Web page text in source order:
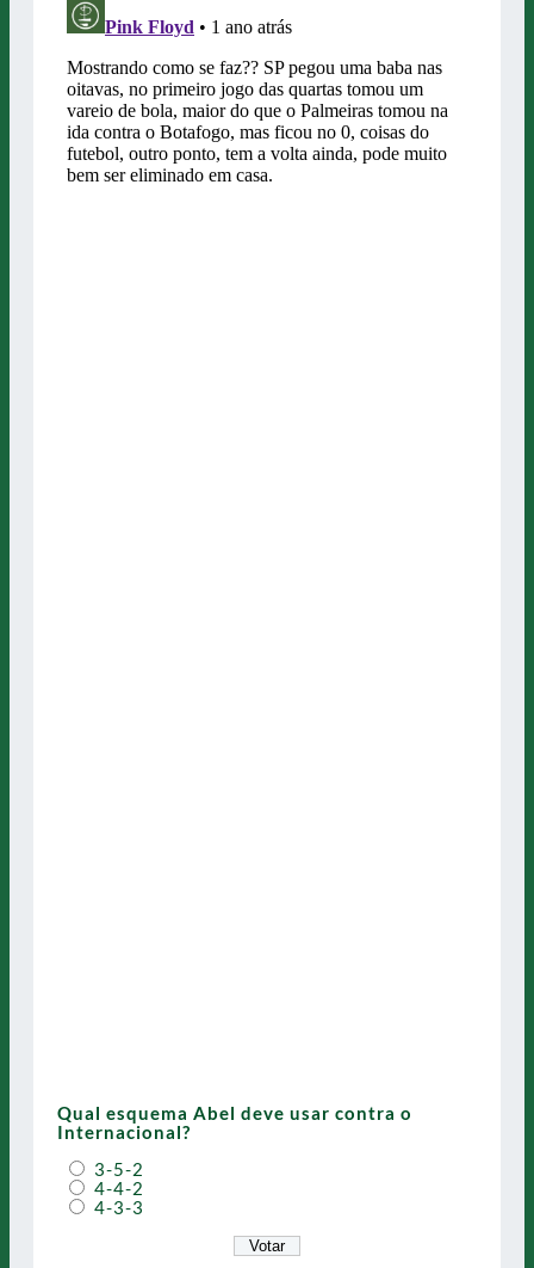
Qual esquema Abel deve usar contra o
Internacional?
3-5-2
4-4-2
4-3-3